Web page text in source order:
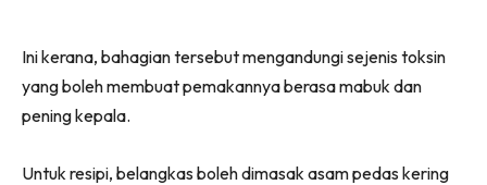
Ini kerana, bahagian tersebut mengandungi sejenis toksin
yang boleh membuat pemakannya berasa mabuk dan
pening kepala.
Untuk resipi, belangkas boleh dimasak asam pedas kering